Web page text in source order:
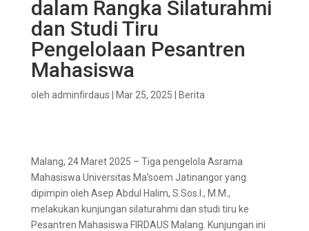
dalam Rangka Silaturahmi
dan Studi Tiru
Pengelolaan Pesantren
Mahasiswa
oleh adminfirdaus Mar 25, 2025 Berita
Malang, 24 Maret 2025 – Tiga pengelola Asrama
Mahasiswa Universitas Ma’soem Jatinangor yang
dipimpin oleh Asep Abdul Halim, S.Sos.I., M.M.,
melakukan kunjungan silaturahmi dan studi tiru ke
Pesantren Mahasiswa FIRDAUS Malang. Kunjungan ini